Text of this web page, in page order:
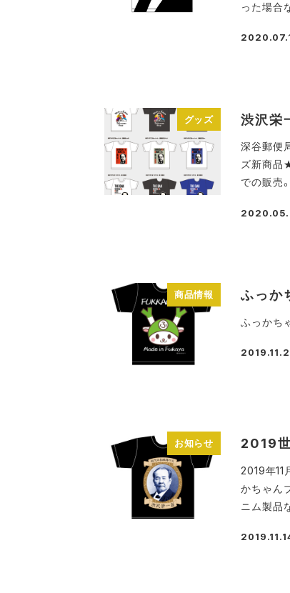
った場合
グッズ 渋沢栄
深谷郵便
ズ新商品
での販売
投稿日
商品情報 ふっか
ふっかち
お知らせ 2019
2019年
かちゃん
ニム製品